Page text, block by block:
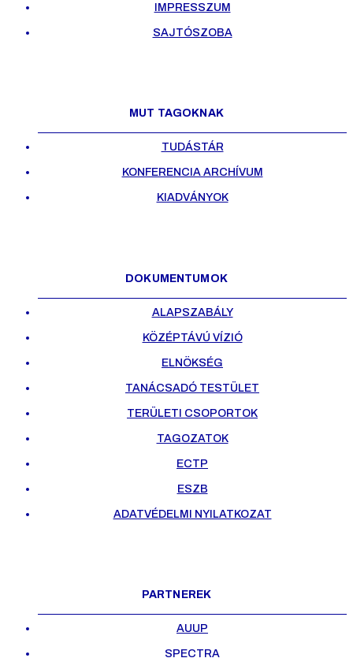
IMPRESSZUM
SAJTÓSZOBA
MUT TAGOKNAK
TUDÁSTÁR
KONFERENCIA ARCHÍVUM
KIADVÁNYOK
DOKUMENTUMOK
ALAPSZABÁLY
KÖZÉPTÁVÚ VÍZIÓ
ELNÖKSÉG
TANÁCSADÓ TESTÜLET
TERÜLETI CSOPORTOK
TAGOZATOK
ECTP
ESZB
ADATVÉDELMI NYILATKOZAT
PARTNEREK
AUUP
SPECTRA